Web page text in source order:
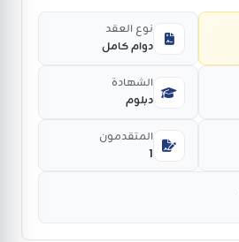
دوام كامل
نوع العقد
دبلوم
الشهادة
1
المتقدمون